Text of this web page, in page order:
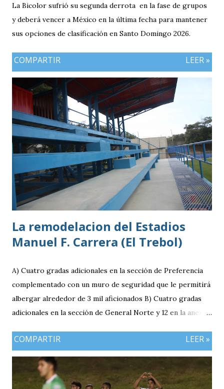
La Bicolor sufrió su segunda derrota en la fase de grupos
y deberá vencer a México en la última fecha para mantener
sus opciones de clasificación en Santo Domingo 2026.
COMPARTIR LEER »
La remodelacion del Estadios
Manuel F. Carrera (El Trebol)
A) Cuatro gradas adicionales en la sección de Preferencia
complementado con un muro de seguridad que le permitirá
albergar alrededor de 3 mil aficionados B) Cuatro gradas
adicionales en la sección de General Norte y 12 en la anexa
El área de la General Sur con entrada independiente será
ahora la localidad para los visitantes. En resumen el aforo
del estadio queda ahora en 7 mil aficionados. Este domingo
se implementará un parqueo cuyo costo es de Q25
COMPARTIR LEER »